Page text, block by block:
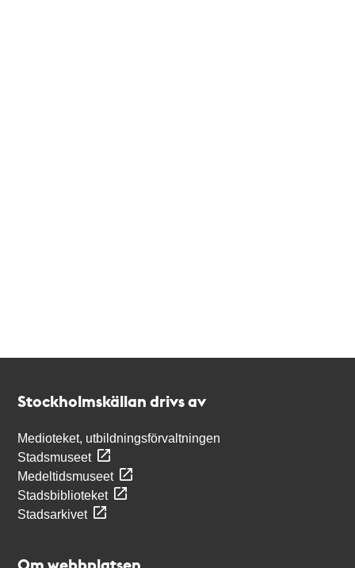
Stockholmskällan drivs av
Medioteket, utbildningsförvaltningen
Stadsmuseet
Medeltidsmuseet
Stadsbiblioteket
Stadsarkivet